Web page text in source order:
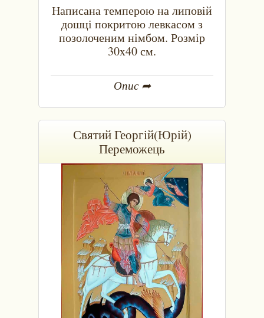
Написана темперою на липовій
дошці покритою левкасом з
позолоченим німбом. Розмір
30x40 см.
Опис ➦
Святий Георгій(Юрій)
Переможець